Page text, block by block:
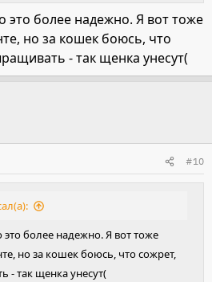
это более надежно. Я вот тоже
но за кошек боюсь, что
- так щенка унесут(
#10
это более надежно. Я вот тоже
но за кошек боюсь, что сожрет,
- так щенка унесут(